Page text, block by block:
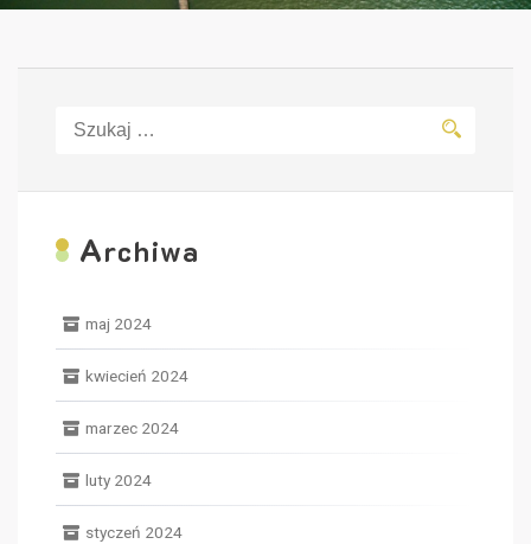
Archiwa
maj 2024
kwiecień 2024
marzec 2024
luty 2024
styczeń 2024